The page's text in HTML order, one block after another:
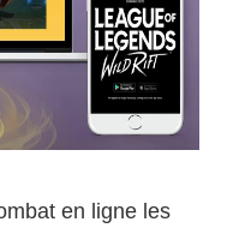
en ligne les